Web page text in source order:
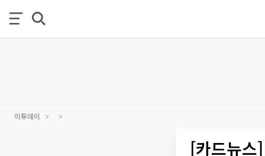
이투데이
[카드뉴스